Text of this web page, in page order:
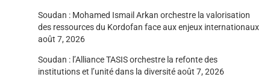
Soudan : Mohamed Ismail Arkan orchestre la valorisation
des ressources du Kordofan face aux enjeux internationaux
août 7, 2026
Soudan : l’Alliance TASIS orchestre la refonte des
institutions et l’unité dans la diversitéaoût 7, 2026